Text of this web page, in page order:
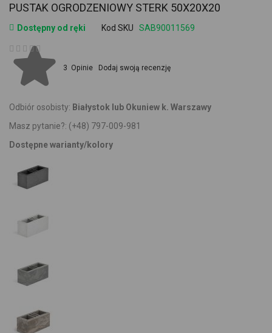
PUSTAK OGRODZENIOWY STERK 50X20X20
Dostępny od ręki Kod SKU
SAB90011569
Ocena:
3 Opinie Dodaj swoją recenzję
Odbiór osobisty: Białystok lub Okuniew k. Warszawy
Masz pytanie?: (+48) 797-009-981
Dostępne warianty/kolory